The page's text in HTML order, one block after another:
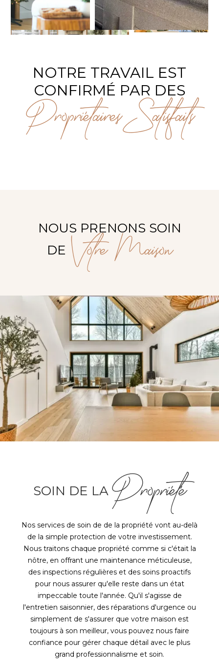
NOTRE TRAVAIL EST
CONFIRMÉ PAR DES
Propriétaires Satisfaits
NOUS PRENONS SOIN
DE Votre Maison
SOIN DE LA Propriété
Nos services de soin de de la propriété vont au-delà
de la simple protection de votre investissement.
Nous traitons chaque propriété comme si c'était la
nôtre, en offrant une maintenance méticuleuse,
des inspections régulières et des soins proactifs
pour nous assurer qu'elle reste dans un état
impeccable toute l'année. Qu'il s'agisse de
l'entretien saisonnier, des réparations d'urgence ou
simplement de s'assurer que votre maison est
toujours à son meilleur, vous pouvez nous faire
confiance pour gérer chaque détail avec le plus
grand professionnalisme et soin.